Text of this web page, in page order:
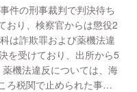
件の刑事裁判で判決待ち
おり、検察官からは懲役2
を受けており、出所から5
機法違反については、海
ろ税関で止められた事案